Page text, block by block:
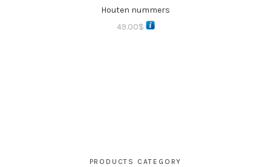
Houten nummers
49.00$
PRODUCTS CATEGORY